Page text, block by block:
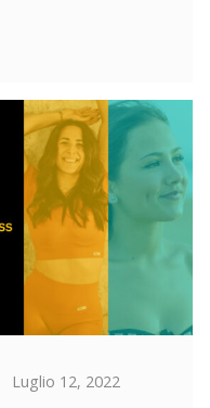
Posted
Luglio 12, 2022